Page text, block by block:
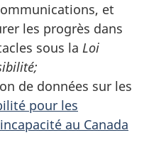
et
les progrès dans
sous la Loi
de données sur les
pour les
au Canada